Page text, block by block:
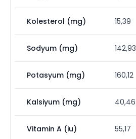
Kolesterol (mg) 15,39
Sodyum (mg) 142,93
Potasyum (mg) 160,12
Kalsiyum (mg) 40,46
Vitamin A (iu) 55,17